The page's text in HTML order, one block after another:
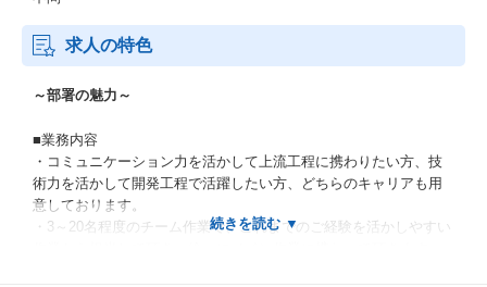
求人の特色
～部署の魅力～
■業務内容
・コミュニケーション力を活かして上流工程に携わりたい方、技
術力を活かして開発工程で活躍したい方、どちらのキャリアも用
意しております。
・3～20名程度のチーム作業で、これまでのご経験を活かしやすい